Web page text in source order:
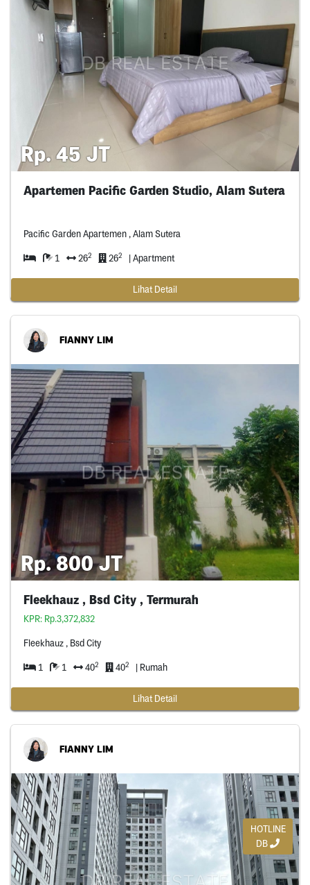
Rp. 45 JT
Apartemen Pacific Garden Studio, Alam Sutera
Pacific Garden Apartemen , Alam Sutera
1 262 262 | Apartment
Lihat Detail
FIANNY LIM
Rp. 800 JT
Fleekhauz , Bsd City , Termurah
KPR: Rp.3,372,832
Fleekhauz , Bsd City
1 1 402 402 | Rumah
Lihat Detail
FIANNY LIM
HOTLINE
DB